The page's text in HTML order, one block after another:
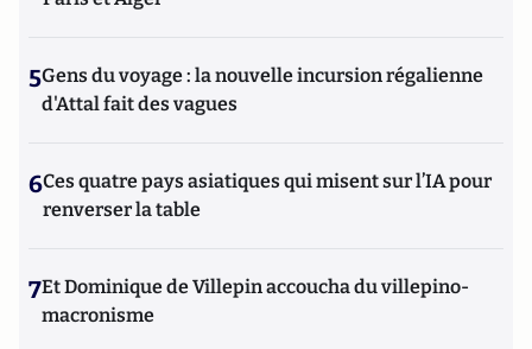
5Gens du voyage : la nouvelle incursion régalienne
d'Attal fait des vagues
6Ces quatre pays asiatiques qui misent sur l’IA pour
renverser la table
7Et Dominique de Villepin accoucha du villepino-
macronisme